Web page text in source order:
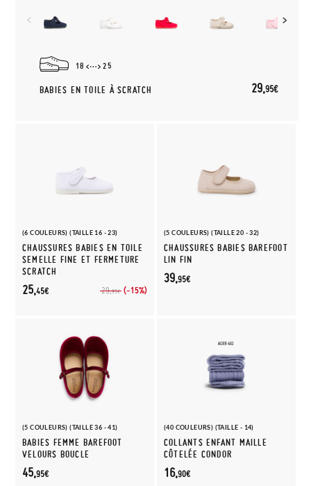
18 25
BABIES EN TOILE À SCRATCH 29,95€
(6 COULEURS) (TAILLE 16 - 23)
CHAUSSURES BABIES EN TOILE
SEMELLE FINE ET FERMETURE
SCRATCH
29,95€ (-15%)
25,45€
(5 COULEURS) (TAILLE 20 - 32)
CHAUSSURES BABIES BAREFOOT
LIN FIN
39,95€
(5 COULEURS) (TAILLE 36 - 41)
BABIES FEMME BAREFOOT
VELOURS BOUCLE
45,95€
(40 COULEURS) (TAILLE - 14)
COLLANTS ENFANT MAILLE
CÔTELÉE CONDOR
16,90€